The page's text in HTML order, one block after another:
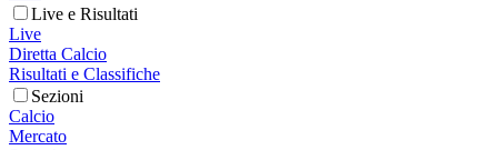
Live e Risultati
Live
Diretta Calcio
Risultati e Classifiche
Sezioni
Calcio
Mercato